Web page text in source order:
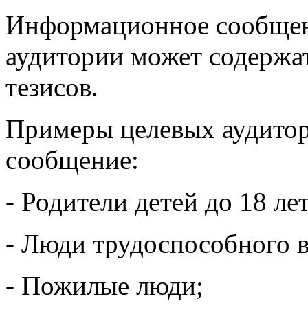
Информационное
аудитории может
тезисов.
Примеры целевых
сообщение:
- Родители детей до 18
- Люди трудоспособного
- Пожилые люди;